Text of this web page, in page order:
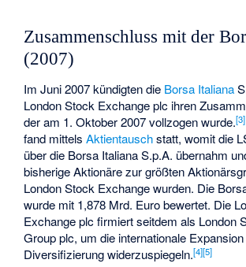
Zusammenschluss mit der
(2007)
Im Juni 2007 kündigten die Borsa Italiana
London Stock Exchange plc ihren
der am 1. Oktober 2007 vollzogen wurde.[3]
fand mittelsAktientauschstatt, womit die
über die Borsa Italiana S.p.A. übernahm
bisherige Aktionäre zur größten
London Stock Exchange wurden. Die
wurde mit 1,878 Mrd. Euro bewertet. Die
Exchange plc firmiert seitdem als London
Group plc, um die internationale
Diversifizierung widerzuspiegeln.[4][5]